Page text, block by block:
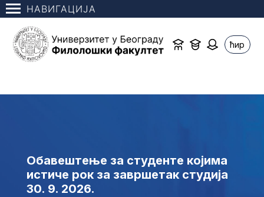
НАВИГАЦИЈА
ћир
Обавештење за студенте којима
истиче рок за завршетак студија
30. 9. 2026.